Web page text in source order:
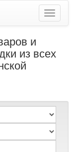
и
из всех